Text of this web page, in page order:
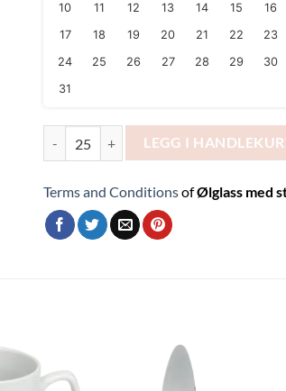
10
11 12 13 14 15
16
17
18 19 20 21 22
23
24
25 26 27 28 29
30
31
Ølglass med stett - 0,4l antall
LEGG I
Terms and ConditionsofØlglass med